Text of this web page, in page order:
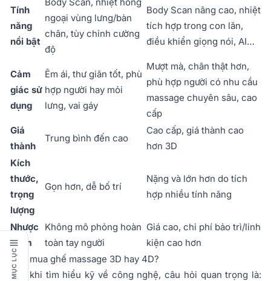
Tính
năng
nổi bật
ngoại vùng lưng/bàn
chân, tùy chỉnh cường
độ
Body Scan nâng cao, nhiệt
tích hợp trong con lăn,
điều khiển giọng nói, AI…
Cảm
giác sử
dụng
Êm ái, thư giãn tốt, phù
hợp người hay mỏi
lưng, vai gáy
Mượt mà, chân thật hơn,
phù hợp người có nhu cầu
massage chuyên sâu, cao
cấp
Giá
thành
Trung bình đến cao
Cao cấp, giá thành cao
hơn 3D
Kích
thước,
trọng
lượng
Gọn hơn, dễ bố trí
Nặng và lớn hơn do tích
hợp nhiều tính năng
Nhược
điểm
Không mô phỏng hoàn
toàn tay người
Giá cao, chi phí bảo trì/linh
kiện cao hơn
Nên mua ghế massage 3D hay 4D?
Sau khi tìm hiểu kỹ về công nghệ, câu hỏi quan trọng là:
MỤC LỤC